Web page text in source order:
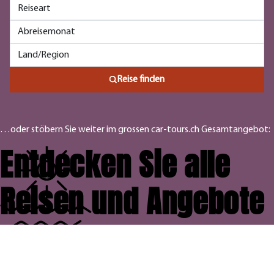
Reise finden
…oder stöbern Sie weiter im grossen car-tours.ch Gesamtangebot:
Entdecken Sie alle
Reisen und Angebote